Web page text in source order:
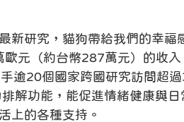
新研究，貓狗帶給我們的幸福
元（約台幣287萬元）的收
逾20個國家跨國研究訪問超
解功能，能促進情緒健康與
上的各種支持。